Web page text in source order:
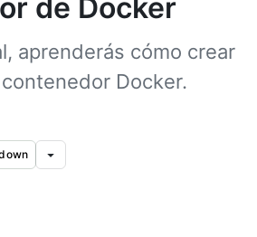
de Docker
aprenderás cómo crear
Docker.